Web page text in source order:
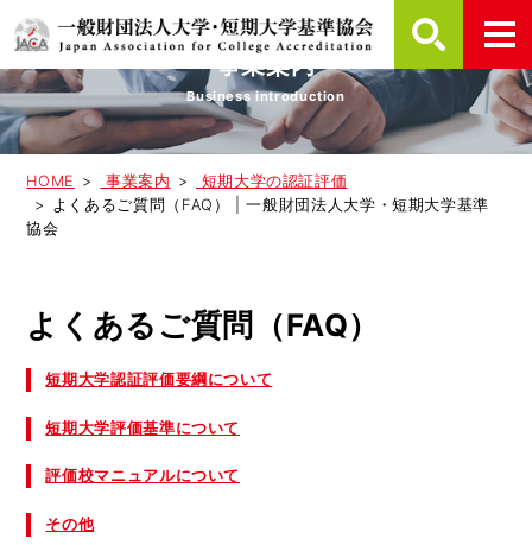
事業案内
Business introduction
HOME 事業案内
短期大学の認証評価
よくあるご質問（FAQ） | 一般財団法人大学・短期大学基準
協会
よくあるご質問（FAQ）
短期大学認証評価要綱について
短期大学評価基準について
評価校マニュアルについて
その他